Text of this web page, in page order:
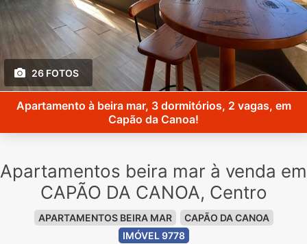
26 FOTOS
Apartamento à beira mar, 3 dormitórios, 2 vagas, em
Capão da Canoa!
Apartamentos beira mar à venda em
CAPÃO DA CANOA, Centro
APARTAMENTOS BEIRA MAR
CAPÃO DA CANOA
IMÓVEL 9778